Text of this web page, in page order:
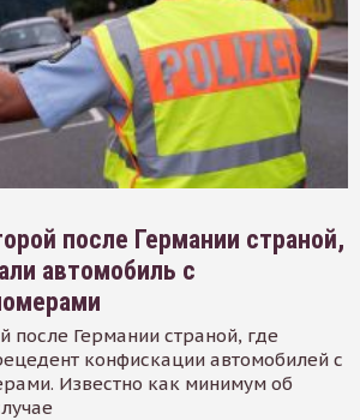
после Германии страной,
автомобиль с
после Германии страной, где
конфискации автомобилей с
Известно как минимум об